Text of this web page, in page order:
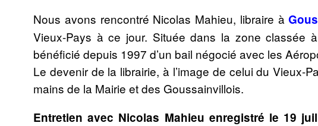
Nous avons rencontré Nicolas Mahieu, libraire à
Vieux-Pays à ce jour. Située dans la zone classée
bénéficié depuis 1997 d’un bail négocié avec les
Le devenir de la librairie, à l’image de celui du Vieux-
mains de la Mairie et des Goussainvillois.
Entretien avec Nicolas Mahieu enregistré le 19